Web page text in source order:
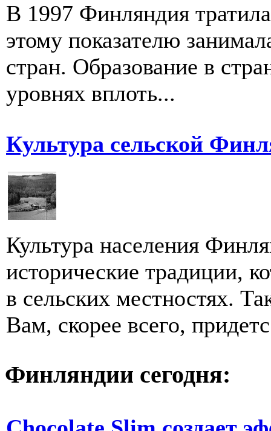
В 1997 Финляндия
этому показателю
стран. Образование в
уровнях вплоть...
Культура сельской
Культура населения
исторические традиции,
в сельских местностях.
Вам, скорее всего,
Финляндии сегодня: